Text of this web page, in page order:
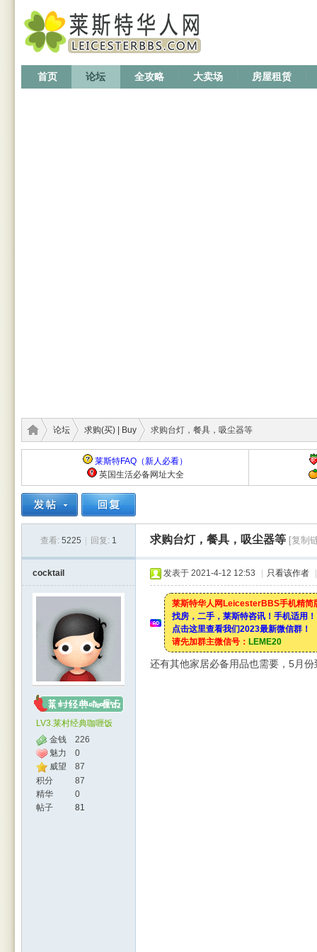
首页 论坛 全攻略 大卖场 房屋租赁
人网
论坛 求购(买) | Buy 求购台灯，餐具，吸尘器等
莱斯特FAQ（新人必看）
英国生活必备网址大全
查看: 5225 回复: 1 求购台灯，餐具，吸尘器等 [复制
cocktail
LV3.莱村经典咖喱饭
金钱
226
魅力
0
威望
87
积分
87
精华
0
帖子
81
发表于 2021-4-12 12:53 只看该作者
莱斯特华人网LeicesterBBS手机精简
找房，二手，莱斯特咨讯！手机适用！
点击这里查看我们2023最新微信群！
请先加群主微信号： LEME20
还有其他家居必备用品也需要，5月